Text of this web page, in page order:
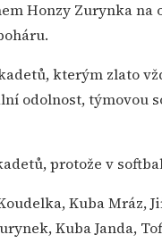
Honzy Zurynka na
kterým zlato
odolnost, týmovou
protože v
Kuba Mráz,
Kuba Janda,